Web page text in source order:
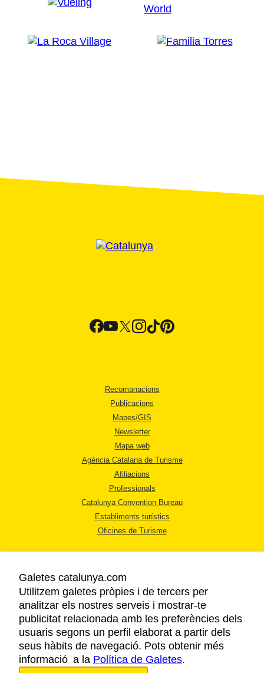
Recomanacions
Publicacions
Mapes/GIS
Newsletter
Mapa web
Agència Catalana de Turisme
Afiliacions
Professionals
Catalunya Convention Bureau
Establiments turístics
Oficines de Turisme
AVÍS LEGAL
POLÍTICA DE PRIVACITAT
COOKIES
ACCESSIBILITAT
Galetes catalunya.com
Utilitzem galetes pròpies i de tercers per
analitzar els nostres serveis i mostrar-te
publicitat relacionada amb les preferències dels
usuaris segons un perfil elaborat a partir dels
seus hàbits de navegació. Pots obtenir més
informació a la Política de Galetes.